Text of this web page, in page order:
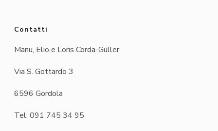
Contatti
Manu, Elio e Loris Corda-Güller
Via S. Gottardo 3
6596 Gordola
Tel: 091 745 34 95